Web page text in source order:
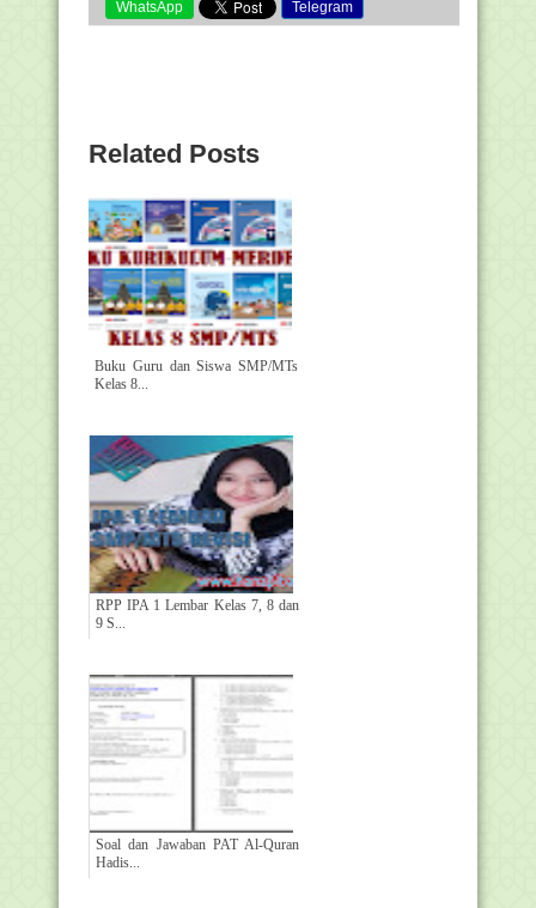
WhatsApp Telegram
Related Posts
Buku Guru dan Siswa SMP/MTs
Kelas 8...
RPP IPA 1 Lembar Kelas 7, 8 dan
9 S...
Soal dan Jawaban PAT Al-Quran
Hadis...